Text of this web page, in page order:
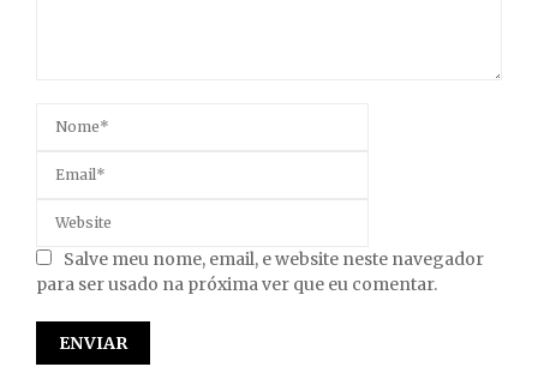
Salve meu nome, email, e website neste navegador
para ser usado na próxima ver que eu comentar.